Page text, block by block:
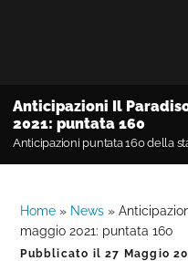
Anticipazioni Il
2021: puntata 160
Anticipazioni puntata 160 della
Home » News »
maggio 2021: puntata 160
Pubblicato il27 Maggio